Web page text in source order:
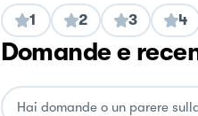
1 2 3 4
Domande e